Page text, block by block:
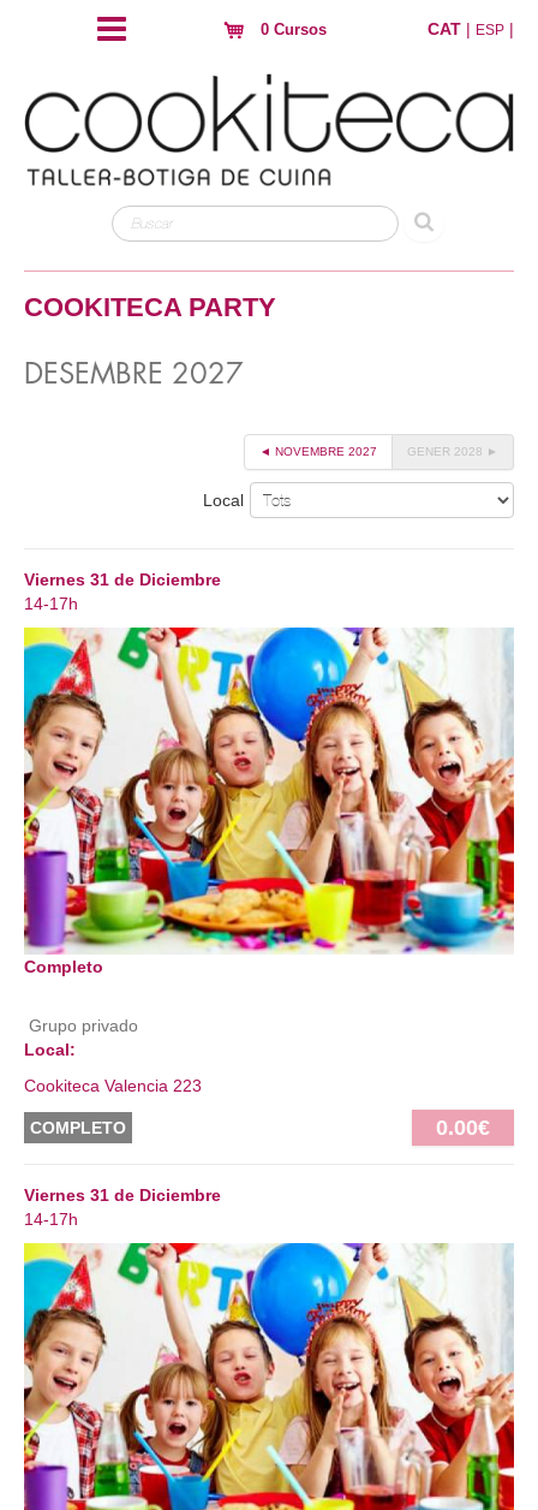
0 Cursos CAT | ESP |
COOKITECA PARTY
DESEMBRE 2027
◄ NOVEMBRE 2027 GENER 2028 ►
Local
Viernes 31 de Diciembre
14-17h
Completo
Grupo privado
Local:
Cookiteca Valencia 223
COMPLETO 0.00€
Viernes 31 de Diciembre
14-17h